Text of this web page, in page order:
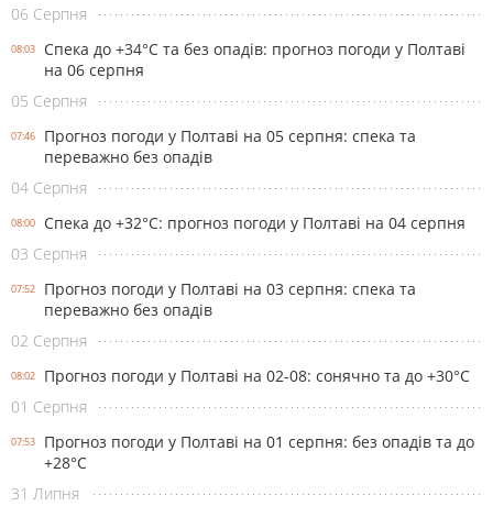
06 Серпня
08:03
Спека до +34°С та без опадів: прогноз погоди у Полтаві
на 06 серпня
05 Серпня
07:46
Прогноз погоди у Полтаві на 05 серпня: спека та
переважно без опадів
04 Серпня
08:00
Спека до +32°С: прогноз погоди у Полтаві на 04 серпня
03 Серпня
07:52
Прогноз погоди у Полтаві на 03 серпня: спека та
переважно без опадів
02 Серпня
08:02
Прогноз погоди у Полтаві на 02-08: сонячно та до +30°С
01 Серпня
07:53
Прогноз погоди у Полтаві на 01 серпня: без опадів та до
+28°С
31 Липня